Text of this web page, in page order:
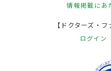
情報掲載にあ
【ドクターズ・
ログイン